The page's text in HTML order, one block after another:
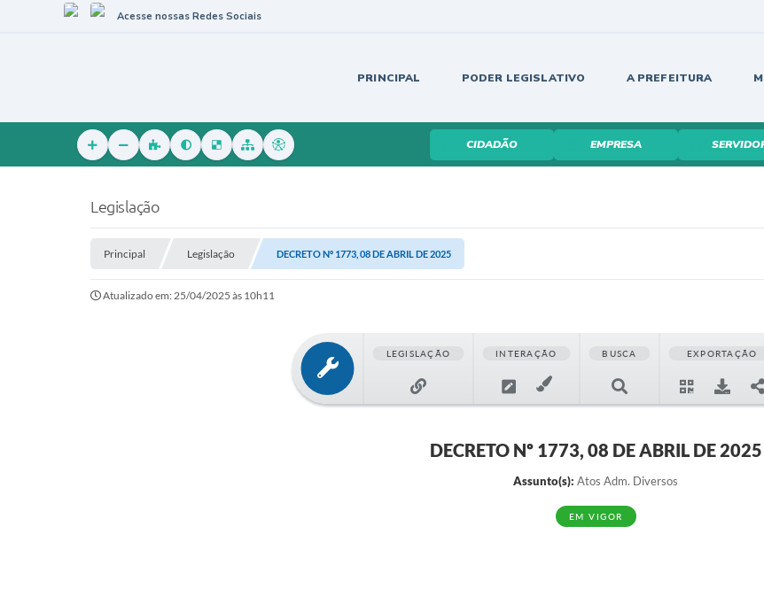
Acesse nossas Redes Sociais
PRINCIPAL PODER LEGISLATIVO A PREFEITURA
CIDADÃO EMPRESA
Legislação
Principal Legislação DECRETO Nº 1773, 08 DE ABRIL DE 2025
Atualizado em: 25/04/2025 às 10h11
LEGISLAÇÃO INTERAÇÃO BUSCA EXPORTAÇÃO
DECRETO Nº 1773, 08 DE ABRIL DE 2025
Assunto(s): Atos Adm. Diversos
EM VIGOR